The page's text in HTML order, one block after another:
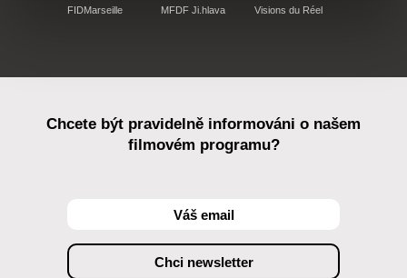
FIDMarseille MFDF Ji.hlava Visions du Réel
Chcete být pravidelně informováni o našem
filmovém programu?